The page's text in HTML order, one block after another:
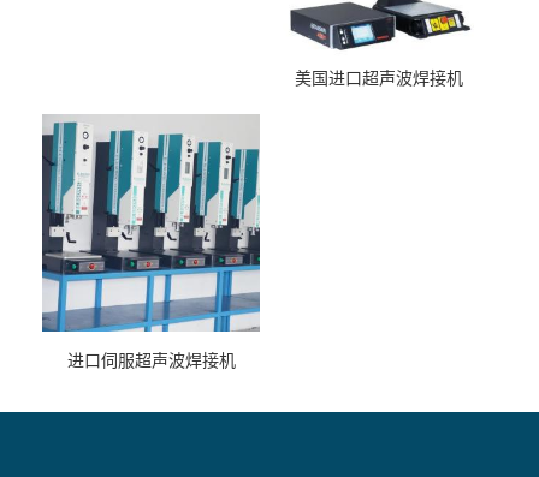
美国进口超声波焊接机
进口伺服超声波焊接机